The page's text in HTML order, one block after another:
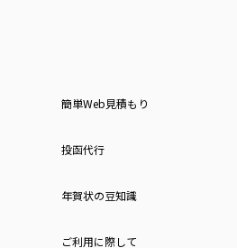
簡単Web見積もり
投函代行
年賀状の豆知識
ご利用に際して